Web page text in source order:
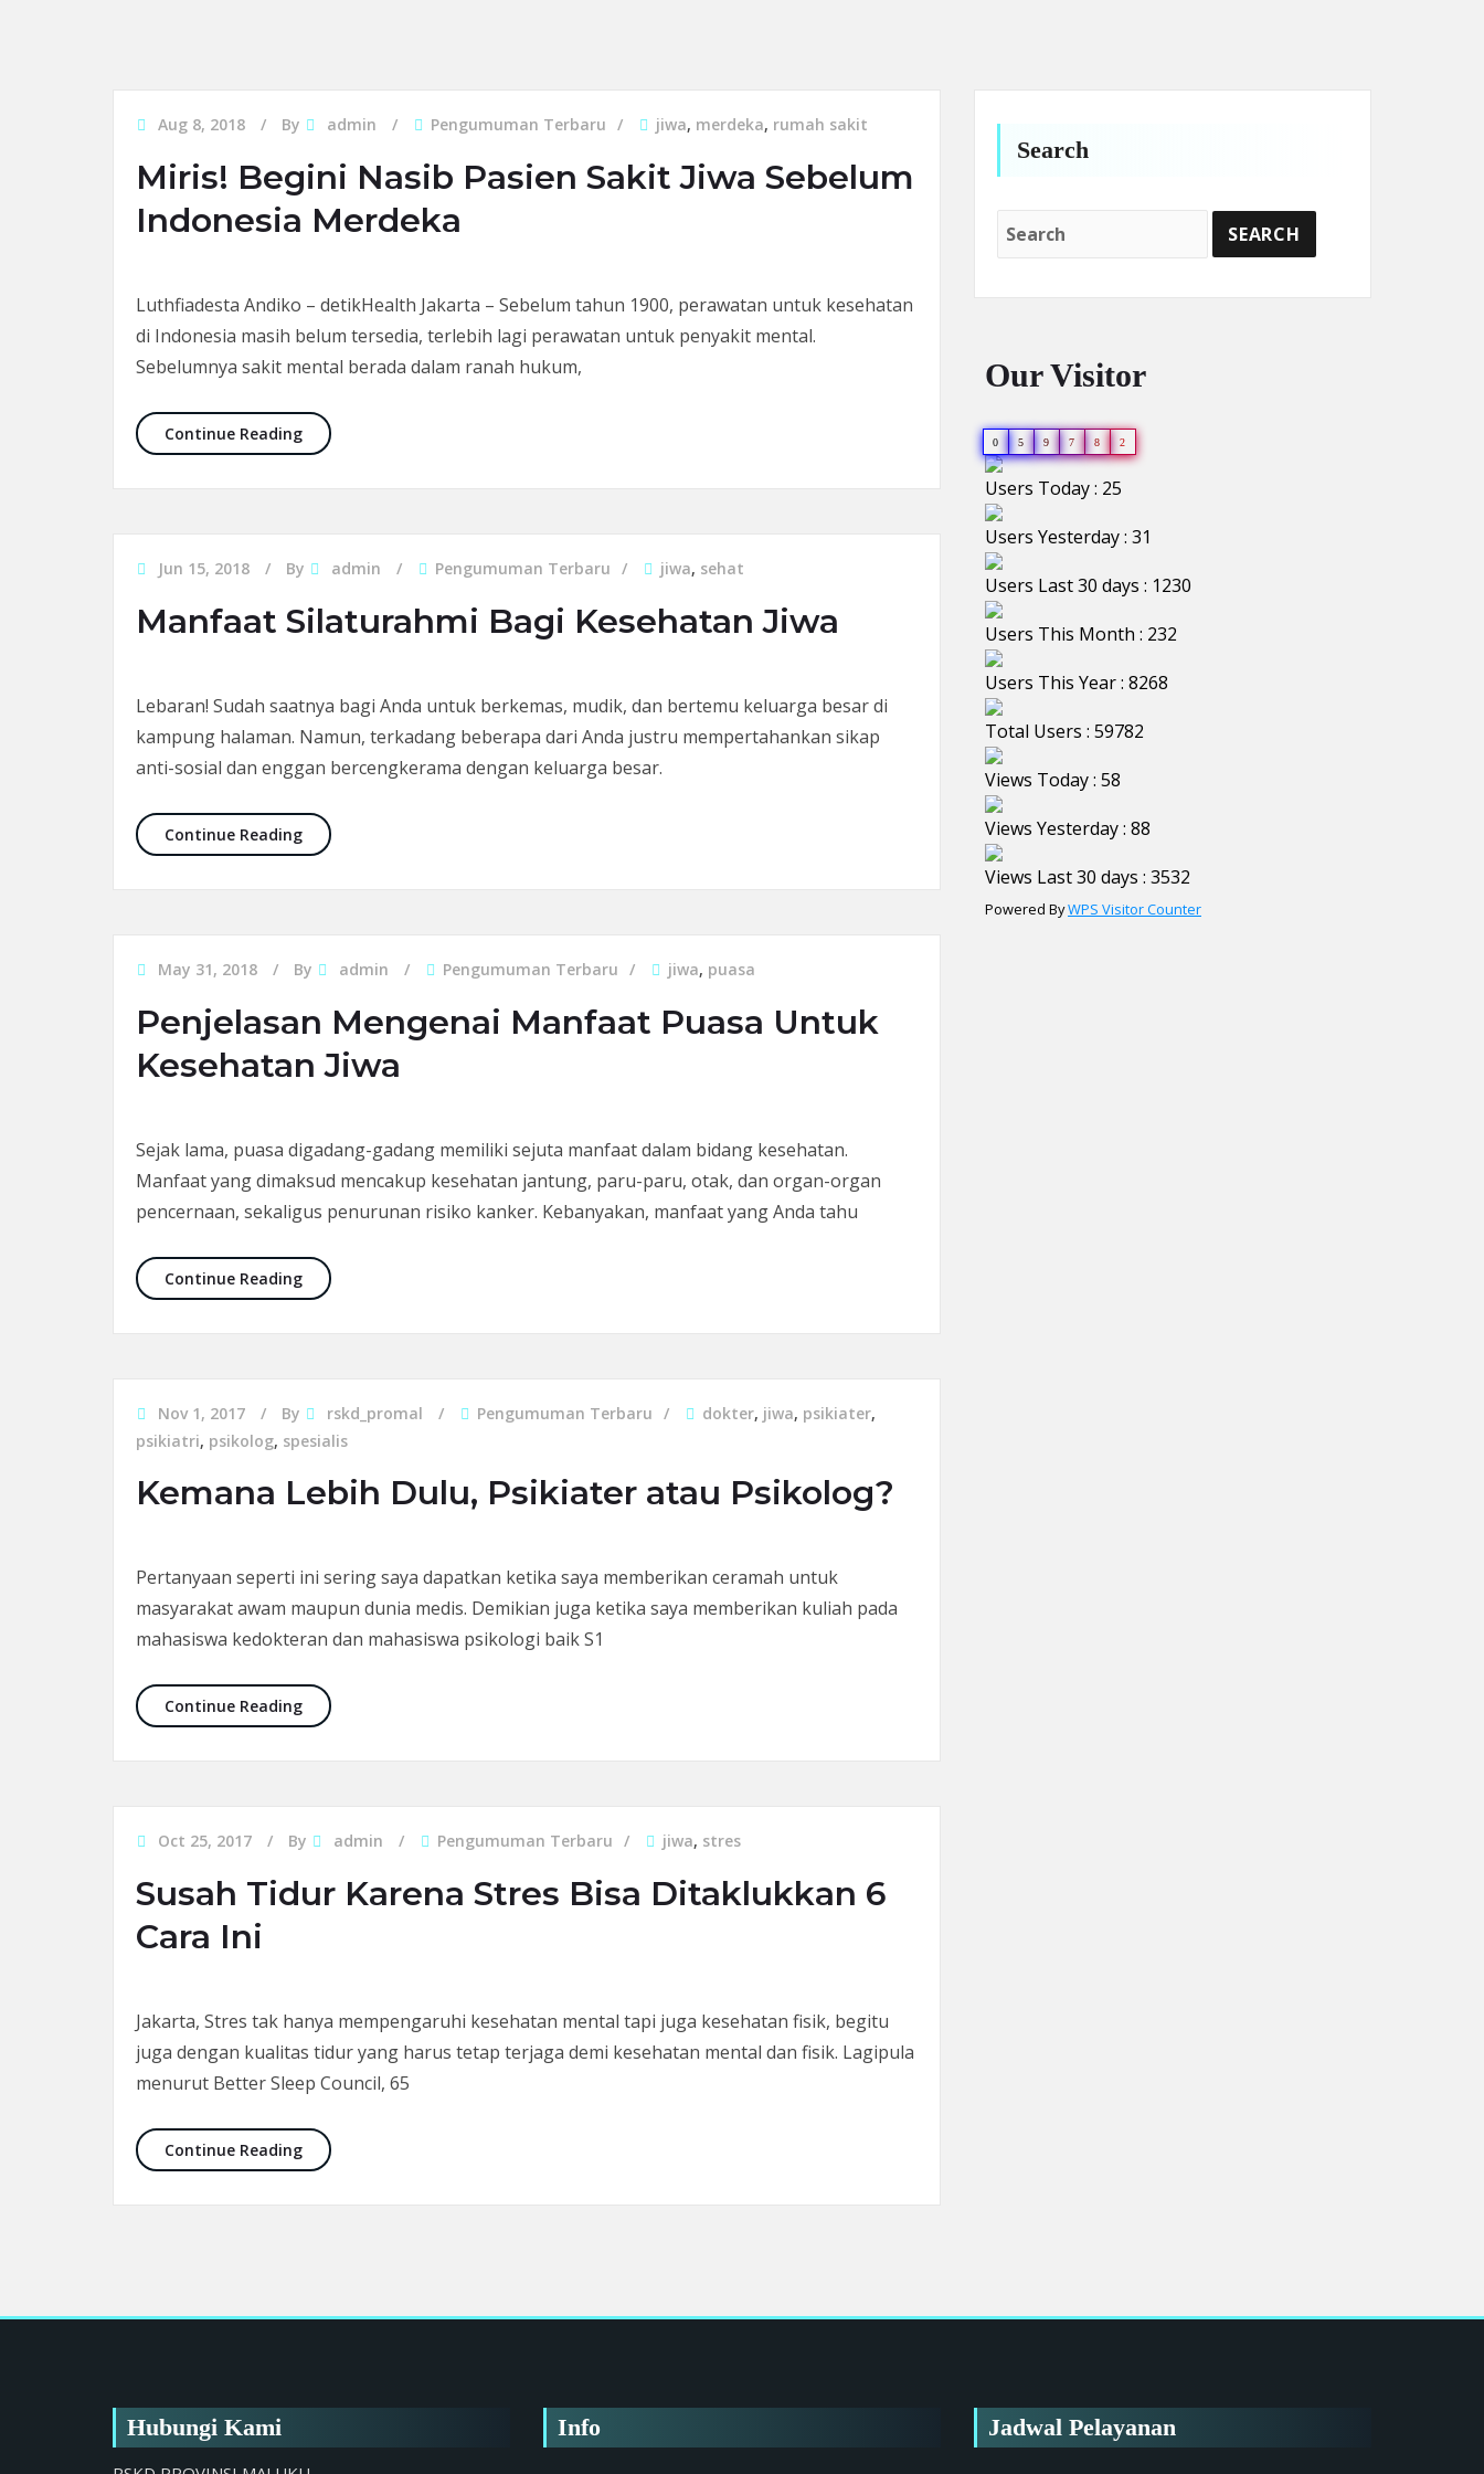
Aug 8, 2018 By admin Pengumuman Terbaru jiwa, merdeka, rumah sakit
Miris! Begini Nasib Pasien Sakit Jiwa Sebelum
Indonesia Merdeka
Luthfiadesta Andiko – detikHealth Jakarta – Sebelum tahun 1900, perawatan untuk kesehatan
di Indonesia masih belum tersedia, terlebih lagi perawatan untuk penyakit mental.
Sebelumnya sakit mental berada dalam ranah hukum,
Continue ReadingMiris! Begini Nasib Pasien Sakit Jiwa Sebelum Indonesia Merdeka
Jun 15, 2018 By admin Pengumuman Terbaru jiwa, sehat
Manfaat Silaturahmi Bagi Kesehatan Jiwa
Lebaran! Sudah saatnya bagi Anda untuk berkemas, mudik, dan bertemu keluarga besar di
kampung halaman. Namun, terkadang beberapa dari Anda justru mempertahankan sikap
anti-sosial dan enggan bercengkerama dengan keluarga besar.
Continue ReadingManfaat Silaturahmi Bagi Kesehatan Jiwa
May 31, 2018 By admin Pengumuman Terbaru jiwa, puasa
Penjelasan Mengenai Manfaat Puasa Untuk
Kesehatan Jiwa
Sejak lama, puasa digadang-gadang memiliki sejuta manfaat dalam bidang kesehatan.
Manfaat yang dimaksud mencakup kesehatan jantung, paru-paru, otak, dan organ-organ
pencernaan, sekaligus penurunan risiko kanker. Kebanyakan, manfaat yang Anda tahu
Continue ReadingPenjelasan Mengenai Manfaat Puasa Untuk Kesehatan Jiwa
Nov 1, 2017 By rskd_promal Pengumuman Terbaru dokter, jiwa, psikiater,
psikiatri, psikolog, spesialis
Kemana Lebih Dulu, Psikiater atau Psikolog?
Pertanyaan seperti ini sering saya dapatkan ketika saya memberikan ceramah untuk
masyarakat awam maupun dunia medis. Demikian juga ketika saya memberikan kuliah pada
mahasiswa kedokteran dan mahasiswa psikologi baik S1
Continue ReadingKemana Lebih Dulu, Psikiater atau Psikolog?
Oct 25, 2017 By admin Pengumuman Terbaru jiwa, stres
Susah Tidur Karena Stres Bisa Ditaklukkan 6
Cara Ini
Jakarta, Stres tak hanya mempengaruhi kesehatan mental tapi juga kesehatan fisik, begitu
juga dengan kualitas tidur yang harus tetap terjaga demi kesehatan mental dan fisik. Lagipula
menurut Better Sleep Council, 65
Continue ReadingSusah Tidur Karena Stres Bisa Ditaklukkan 6 Cara Ini
Search
Our Visitor
0 5 9 7 8 2
Users Today : 25
Users Yesterday : 31
Users Last 30 days : 1230
Users This Month : 232
Users This Year : 8268
Total Users : 59782
Views Today : 58
Views Yesterday : 88
Views Last 30 days : 3532
Powered ByWPS Visitor Counter
Hubungi Kami Info Jadwal Pelayanan